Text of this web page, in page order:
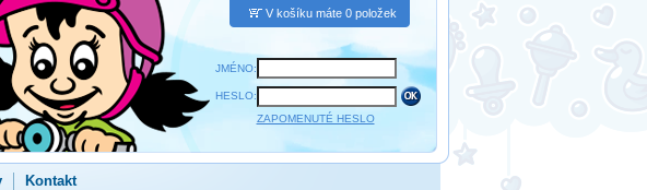
V košíku máte 0 položek
JMÉNO:
HESLO:
ZAPOMENUTÉ HESLO
Kontakt